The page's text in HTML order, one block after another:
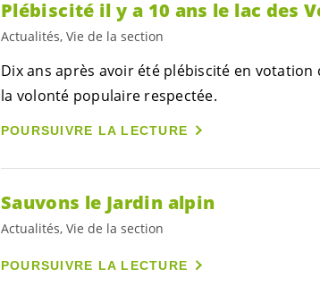
Plébiscité il y a 10 ans le lac des
Actualités, Vie de la section
Dix ans après avoir été plébiscité en
la volonté populaire respectée.
POURSUIVRE LA LECTURE
Sauvons le Jardin alpin
Actualités, Vie de la section
POURSUIVRE LA LECTURE